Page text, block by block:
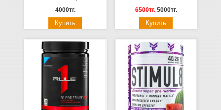
4000тг. 6500тг. 5000тг.